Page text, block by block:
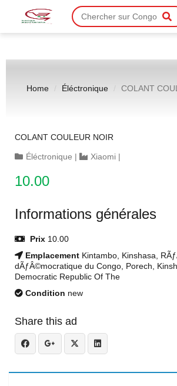
Home Éléctronique COLANT
COLANT COULEUR NOIR
Éléctronique | Xiaomi |
10.00
Informations générales
Prix 10.00
Emplacement Kintambo, Kinshasa,
dÃƒÂ©mocratique du Congo, Porech,
Democratic Republic Of The
Condition new
Share this ad